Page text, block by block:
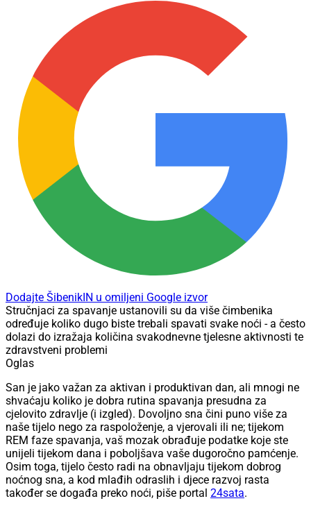
Dodajte ŠibenikIN u omiljeni Google izvor
Stručnjaci za spavanje ustanovili su da više čimbenika
određuje koliko dugo biste trebali spavati svake noći - a često
dolazi do izražaja količina svakodnevne tjelesne aktivnosti te
zdravstveni problemi
Oglas
San je jako važan za aktivan i produktivan dan, ali mnogi ne
shvaćaju koliko je dobra rutina spavanja presudna za
cjelovito zdravlje (i izgled). Dovoljno sna čini puno više za
naše tijelo nego za raspoloženje, a vjerovali ili ne; tijekom
REM faze spavanja, vaš mozak obrađuje podatke koje ste
unijeli tijekom dana i poboljšava vaše dugoročno pamćenje.
Osim toga, tijelo često radi na obnavljaju tijekom dobrog
noćnog sna, a kod mlađih odraslih i djece razvoj rasta
također se događa preko noći, piše portal 24sata.